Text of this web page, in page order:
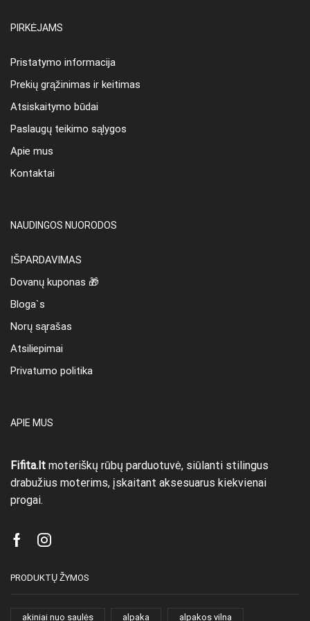
PIRKĖJAMS
Pristatymo informacija
Prekių grąžinimas ir keitimas
Atsiskaitymo būdai
Paslaugų teikimo sąlygos
Apie mus
Kontaktai
NAUDINGOS NUORODOS
IŠPARDAVIMAS
Dovanų kuponas 🎁
Bloga`s
Norų sąrašas
Atsiliepimai
Privatumo politika
APIE MUS
Fifita.lt moteriškų rūbų parduotuvė, siūlanti stilingus
drabužius moterims, įskaitant aksesuarus kiekvienai
progai.
FacebookInstagram
PRODUKTŲ ŽYMOS
akiniai nuo saulės alpaka alpakos vilna